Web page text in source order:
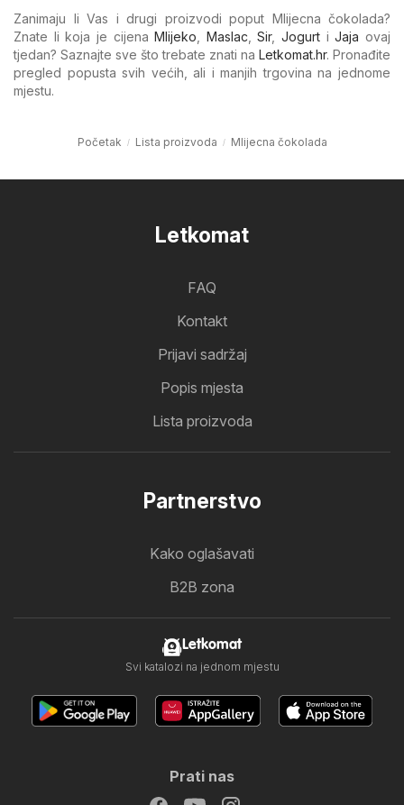
Zanimaju li Vas i drugi proizvodi poput Mlijecna čokolada?
Znate li koja je cijenaMlijeko Maslac ,Sir,Jogurt iJaja ovaj
tjedan? Saznajte sve što trebate znati na Letkomat.hr. Pronađite
pregled popusta svih većih, ali i manjih trgovina na jednome
mjestu.
Početak Lista proizvoda Mlijecna čokolada
Letkomat
FAQ
Kontakt
Prijavi sadržaj
Popis mjesta
Lista proizvoda
Partnerstvo
Kako oglašavati
B2B zona
Letkomat
Svi katalozi na jednom mjestu
Prati nas